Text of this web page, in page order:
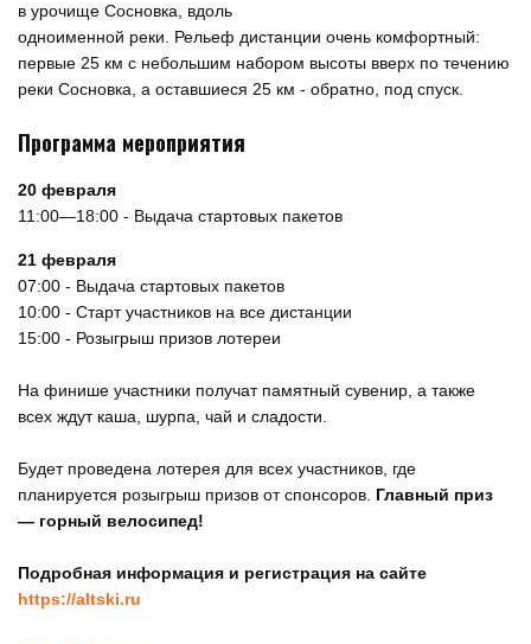
в урочище Сосновка, вдоль
одноименной реки. Рельеф дистанции очень комфортный:
первые 25 км с небольшим набором высоты вверх по течению
реки Сосновка, а оставшиеся 25 км - обратно, под спуск.
Программа мероприятия
20 февраля
11:00—18:00 - Выдача стартовых пакетов
21 февраля
07:00 - Выдача стартовых пакетов
10:00 - Старт участников на все дистанции
15:00 - Розыгрыш призов лотереи
На финише участники получат памятный сувенир, а также
всех ждут каша, шурпа, чай и сладости.
Будет проведена лотерея для всех участников, где
планируется розыгрыш призов от спонсоров. Главный приз
— горный велосипед!
Подробная информация и регистрация на сайте
https://altski.ru